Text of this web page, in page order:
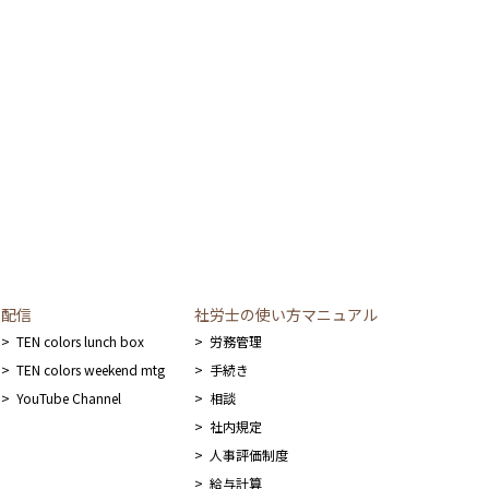
切な状態で提供できない場合があります。
配信
TEN colors lunch box
TEN colors weekend mtg
YouTube Channel
社労士の使い方マニュアル
労務管理
手続き
相談
社内規定
人事評価制度
給与計算